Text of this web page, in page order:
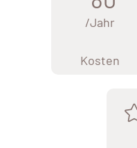
/Jahr
Kosten